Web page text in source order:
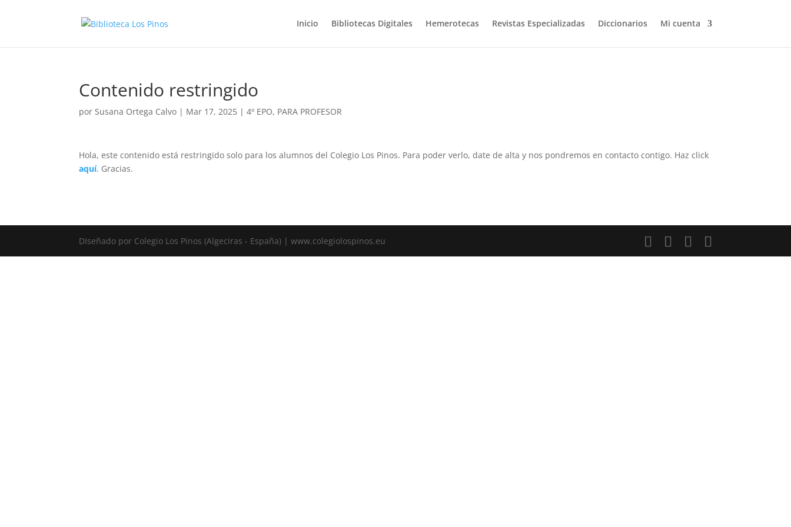
Inicio Bibliotecas Digitales Hemerotecas Revistas Especializadas Diccionarios Mi cuenta
Contenido restringido
porSusana Ortega Calvo | Mar 17, 2025 |4º EPO, PARA PROFESOR
Hola, este contenido está restringido solo para los alumnos del Colegio Los Pinos. Para poder verlo, date de alta y nos pondremos en contacto contigo. Haz click
aquí. Gracias.
DIseñado por Colegio Los Pinos (Algeciras - España) | www.colegiolospinos.eu